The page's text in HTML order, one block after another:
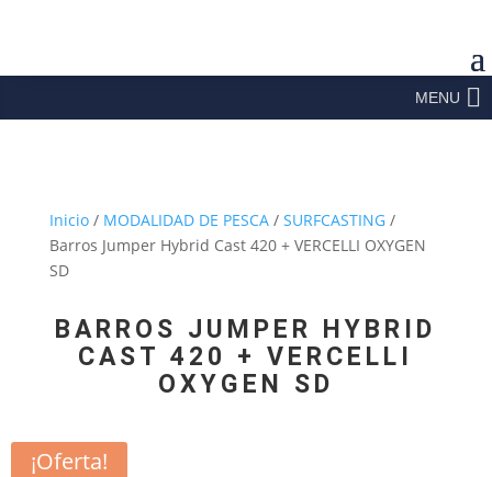
MENU
Inicio/ MODALIDAD DE PESCA/ SURFCASTING/
Barros Jumper Hybrid Cast 420 + VERCELLI OXYGEN
SD
BARROS JUMPER HYBRID
CAST 420 + VERCELLI
OXYGEN SD
¡Oferta!